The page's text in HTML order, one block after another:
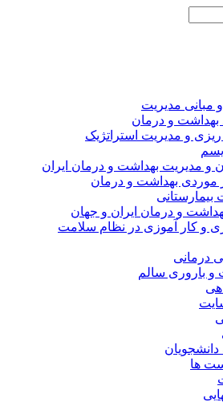
مبانی مدیریت
بهداشت و درمان
ریزی و مدیریت استراتژیک
و مدیریت بهداشت و درمان ایران
موردی بهداشت و درمان
بیمارستانی
و درمان ایران و جهان
و کار آموزی در نظام سلامت
درمانی
و باروری سالم
ها